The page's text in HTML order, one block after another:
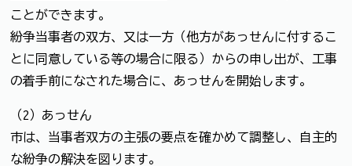
ことができます。
紛争当事者の双方、又は一方（他方があっせんに付するこ
とに同意している等の場合に限る）からの申し出が、工事
の着手前になされた場合に、あっせんを開始します。
（2）あっせん
市は、当事者双方の主張の要点を確かめて調整し、自主的
な紛争の解決を図ります。